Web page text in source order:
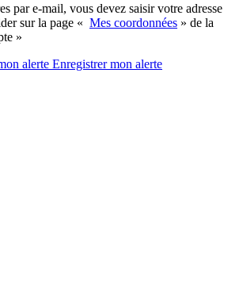
par e-mail, vous devez saisir votre adresse
sur la page « Mes coordonnées » de la
»
alerte Enregistrermon alerte